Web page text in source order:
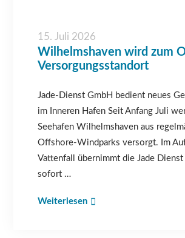
15. Juli 2026
Wilhelmshaven wird zum
Versorgungsstandort
Jade-Dienst GmbH bedient neues
im Inneren Hafen Seit Anfang Juli
Seehafen Wilhelmshaven aus
Offshore-Windparks versorgt. Im
Vattenfall übernimmt die Jade Dienst
sofort …
Weiterlesen